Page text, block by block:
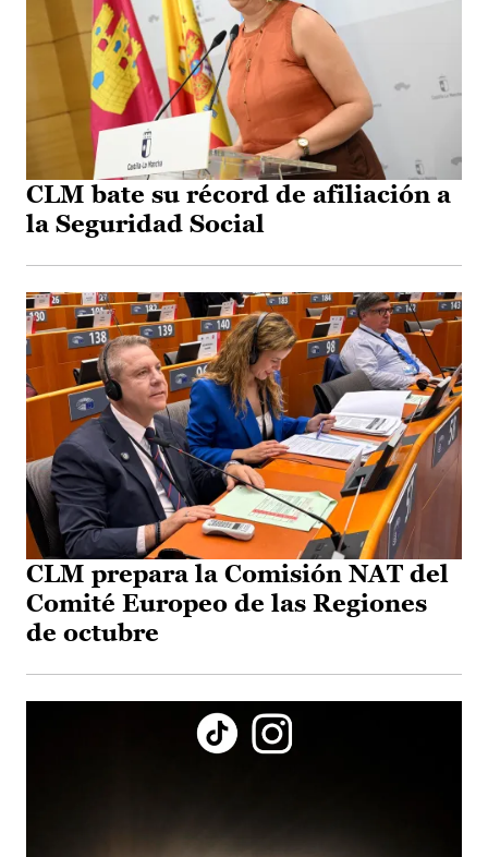
CLM bate su récord de afiliación a
la Seguridad Social
CLM prepara la Comisión NAT del
Comité Europeo de las Regiones
de octubre